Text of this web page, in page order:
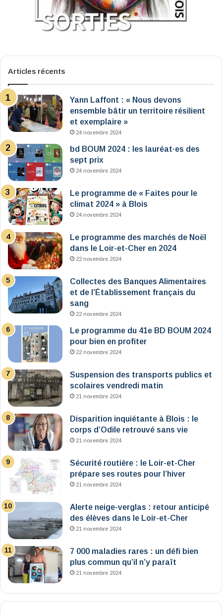
Articles récents
Yann Laffont : « Nous devons
ensemble bâtir un territoire résilient
et exemplaire »
24 novembre 2024
bd BOUM 2024 : les lauréat·es des
sept prix
24 novembre 2024
Le programme de « Faites pour le
climat 2024 » à Blois
24 novembre 2024
Le programme des marchés de Noël
dans le Loir-et-Cher en 2024
22 novembre 2024
Collectes des Banques Alimentaires
et de l’Établissement français du
sang
22 novembre 2024
Le programme du 41e BD BOUM 2024
pour bien en profiter
22 novembre 2024
Suspension des transports publics et
scolaires vendredi matin
21 novembre 2024
Disparition inquiétante à Blois : le
corps d’Odile retrouvé sans vie
21 novembre 2024
Sécurité routière : le Loir-et-Cher
prépare ses routes pour l’hiver
21 novembre 2024
Alerte neige-verglas : retour anticipé
des élèves dans le Loir-et-Cher
21 novembre 2024
7 000 maladies rares : un défi bien
plus commun qu’il n’y paraît
21 novembre 2024